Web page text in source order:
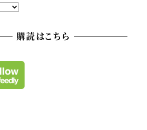
購読はこちら